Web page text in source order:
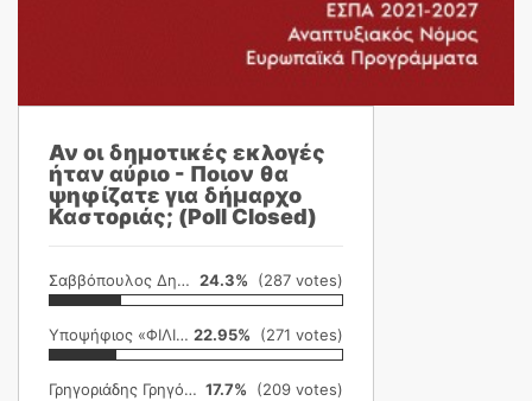
Αν οι δημοτικές εκλογές
ήταν αύριο - Ποιον θα
ψηφίζατε για δήμαρχο
Καστοριάς; (Poll Closed)
Σαββόπουλος Δημήτρης 24.3% (287 votes)
Υποψήφιος «ΦΙΛΙΚΗ ΕΤΑΙΡΕΙΑ» 22.95% (271 votes)
Γρηγοριάδης Γρηγόρης 17.7% (209 votes)